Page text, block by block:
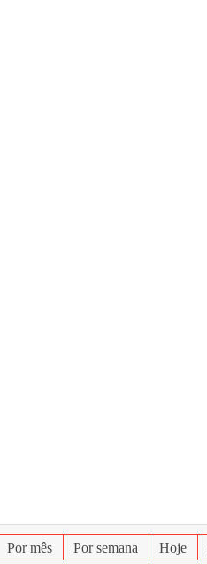
Por mês Por semana Hoje